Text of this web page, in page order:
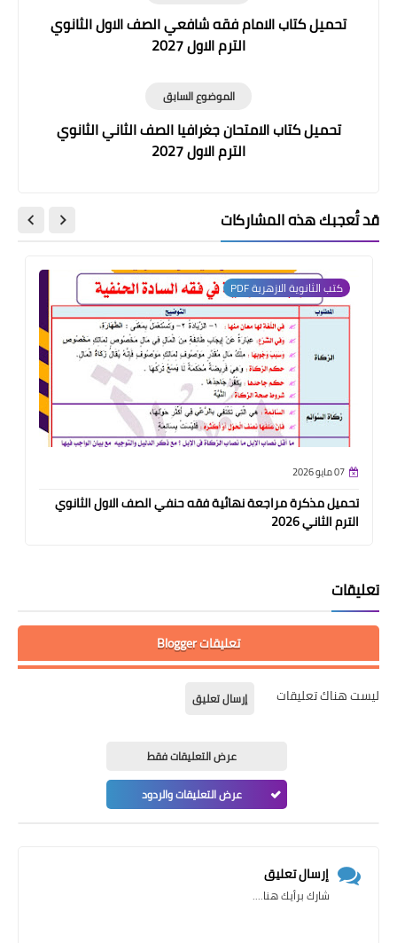
تحميل كتاب الامام فقه شافعي الصف الاول الثانوي
الترم الاول 2027
الموضوع السابق
تحميل كتاب الامتحان جغرافيا الصف الثاني الثانوي
الترم الاول 2027
قد تُعجبك هذه المشاركات
كتب الثانوية الازهرية PDF
07 مايو 2026
تحميل مذكرة مراجعة نهائية فقه حنفي الصف الاول الثانوي
الترم الثاني 2026
تعليقات
تعليقات Blogger
ليست هناك تعليقات إرسال تعليق
عرض التعليقات فقط
عرض التعليقات والردود
إرسال تعليق
شارك برأيك هنا....